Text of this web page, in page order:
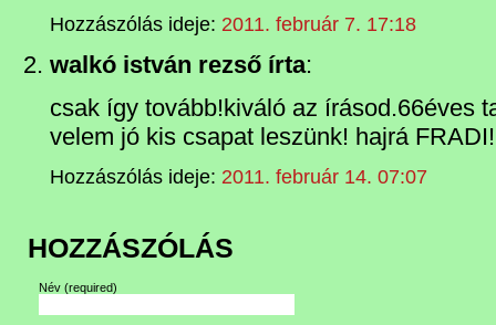
Hozzászólás ideje: 2011. február 7. 17:18
walkó istván rezső írta:
csak így tovább!kiváló az írásod.66éves
velem jó kis csapat leszünk! hajrá FRADI!
Hozzászólás ideje: 2011. február 14. 07:07
HOZZÁSZÓLÁS
Név (required)